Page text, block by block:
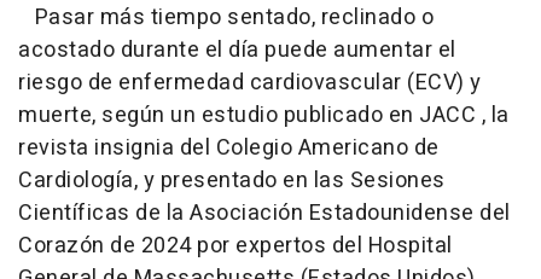
Pasar más tiempo sentado, reclinado o
acostado durante el día puede aumentar el
riesgo de enfermedad cardiovascular (ECV) y
muerte, según un estudio publicado en JACC , la
revista insignia del Colegio Americano de
Cardiología, y presentado en las Sesiones
Científicas de la Asociación Estadounidense del
Corazón de 2024 por expertos del Hospital